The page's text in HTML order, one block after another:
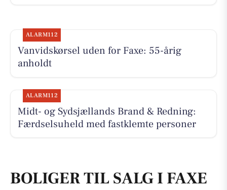
ALARM112
Vanvidskørsel uden for Faxe: 55-årig
anholdt
ALARM112
Midt- og Sydsjællands Brand & Redning:
Færdselsuheld med fastklemte personer
BOLIGER TIL SALG I FAXE